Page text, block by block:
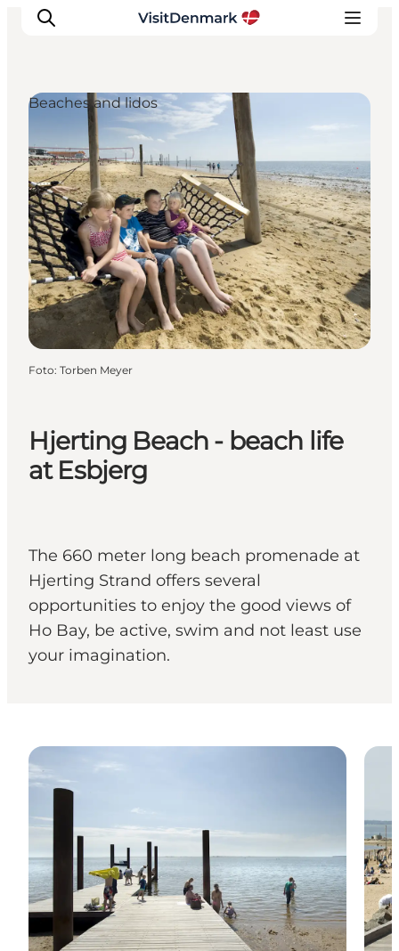
Ispirazioni
Dove andare
Cosa fare
Dove dormire
Pianifica il viaggio
Hjerting Beach - beach life
at Esbjerg
The 660 meter long beach promenade at
Hjerting Strand offers several
opportunities to enjoy the good views of
Ho Bay, be active, swim and not least use
your imagination.
Beaches and lidos
Foto: Torben Meyer